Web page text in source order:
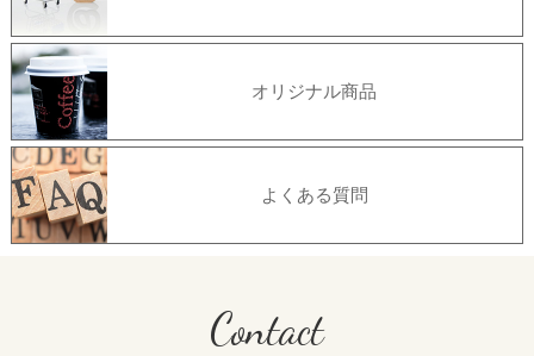
オリジナル商品
よくある質問
Contact